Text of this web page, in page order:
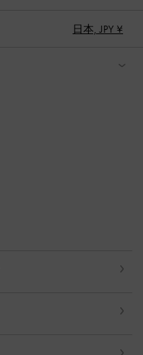
日本, JPY ¥